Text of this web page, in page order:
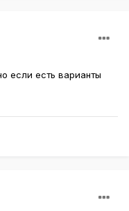
если есть варианты